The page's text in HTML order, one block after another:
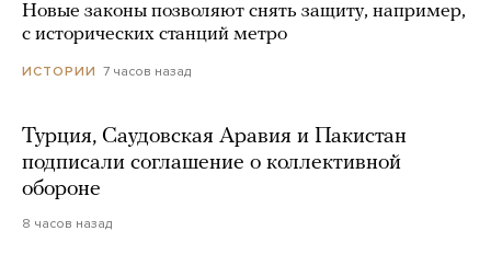
Новые законы позволяют снять защиту, например,
с исторических станций метро
ИСТОРИИ 7 часов назад
Турция, Саудовская Аравия и Пакистан
подписали соглашение о коллективной
обороне
8 часов назад